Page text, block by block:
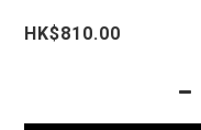
HK$810.00